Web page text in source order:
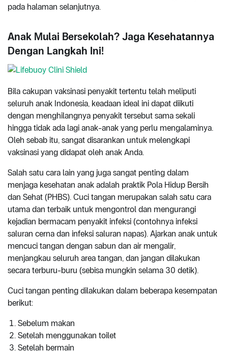
pada halaman selanjutnya.
Anak Mulai Bersekolah? Jaga Kesehatannya
Dengan Langkah Ini!
Bila cakupan vaksinasi penyakit tertentu telah meliputi
seluruh anak Indonesia, keadaan ideal ini dapat diikuti
dengan menghilangnya penyakit tersebut sama sekali
hingga tidak ada lagi anak-anak yang perlu mengalaminya.
Oleh sebab itu, sangat disarankan untuk melengkapi
vaksinasi yang didapat oleh anak Anda.
Salah satu cara lain yang juga sangat penting dalam
menjaga kesehatan anak adalah praktik Pola Hidup Bersih
dan Sehat (PHBS). Cuci tangan merupakan salah satu cara
utama dan terbaik untuk mengontrol dan mengurangi
kejadian bermacam penyakit infeksi (contohnya infeksi
saluran cerna dan infeksi saluran napas). Ajarkan anak untuk
mencuci tangan dengan sabun dan air mengalir,
menjangkau seluruh area tangan, dan jangan dilakukan
secara terburu-buru (sebisa mungkin selama 30 detik).
Cuci tangan penting dilakukan dalam beberapa kesempatan
berikut:
Sebelum makan
Setelah menggunakan toilet
Setelah bermain